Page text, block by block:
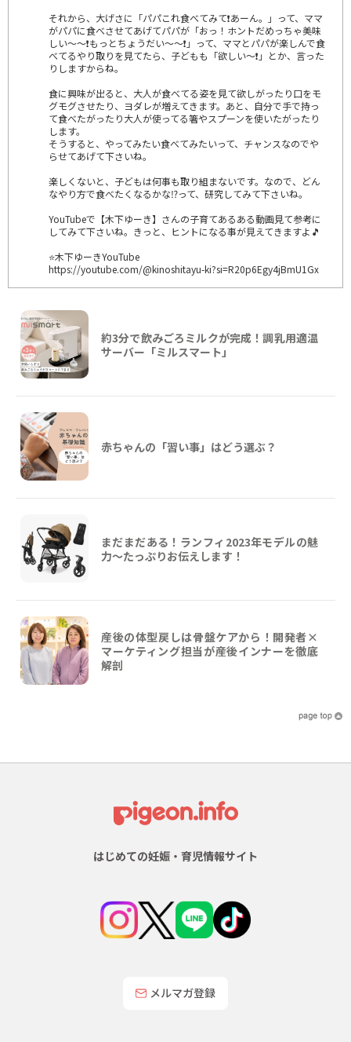
それから、大げさに「パパこれ食べてみて❗あーん。」って、ママ
がパパに食べさせてあげてパパが「おっ！ホントだめっちゃ美味
しい～～❗もっとちょうだい～～❗」って、ママとパパが楽しんで食
べてるやり取りを見てたら、子どもも「欲しい～❗」とか、言った
りしますからね。
食に興味が出ると、大人が食べてる姿を見て欲しがったり口をモ
グモグさせたり、ヨダレが増えてきます。あと、自分で手で持っ
て食べたがったり大人が使ってる箸やスプーンを使いたがったり
します。
そうすると、やってみたい食べてみたいって、チャンスなのでや
らせてあげて下さいね。
楽しくないと、子どもは何事も取り組まないです。なので、どん
なやり方で食べたくなるかな⁉️って、研究してみて下さいね。
YouTubeで【木下ゆーき】さんの子育てあるある動画見て参考に
してみて下さいね。きっと、ヒントになる事が見えてきますよ🎵
⭐木下ゆーきYouTube
https://youtube.com/@kinoshitayu-ki?si=R20p6Egy4jBmU1Gx
約3分で飲みごろミルクが完成！調乳用適温
サーバー「ミルスマート」
赤ちゃんの「習い事」はどう選ぶ？
まだまだある！ランフィ2023年モデルの魅
力～たっぷりお伝えします！
産後の体型戻しは骨盤ケアから！開発者×
マーケティング担当が産後インナーを徹底
解剖
はじめての妊娠・育児情報サイト
メルマガ登録